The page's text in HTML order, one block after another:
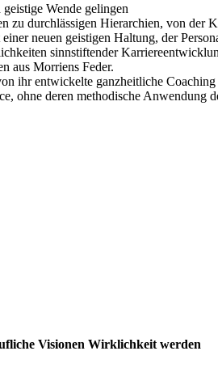
Wende gelingen
zu durchlässigen Hierarchien, von
neuen geistigen Haltung, der
sinnstiftender
aus Morriens Feder.
ihr entwickelte ganzheitliche
ohne deren methodische
Visionen Wirklichkeit werden